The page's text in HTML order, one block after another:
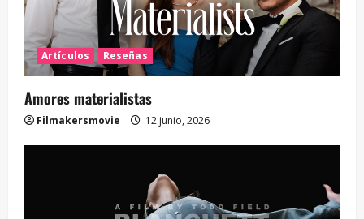
Artículos Reseñas
Amores materialistas
Filmakersmovie 12 junio, 2026